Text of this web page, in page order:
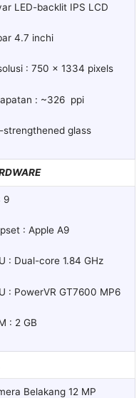
LED-backlit IPS LCD
4.7 inchi
: 750 x 1334 pixels
: ~326 ppi
strengthened glass
9
: Apple A9
: Dual-core 1.84 GHz
: PowerVR GT7600 MP6
: 2 GB
Belakang 12 MP